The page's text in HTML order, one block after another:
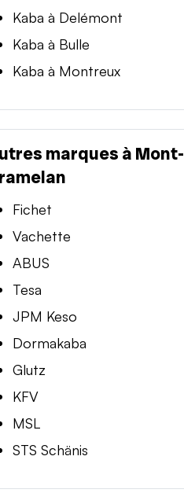
Kaba à Delémont
Kaba à Bulle
Kaba à Montreux
marques à Mont-
Fichet
Vachette
ABUS
Tesa
JPM Keso
Dormakaba
Glutz
KFV
MSL
STS Schänis